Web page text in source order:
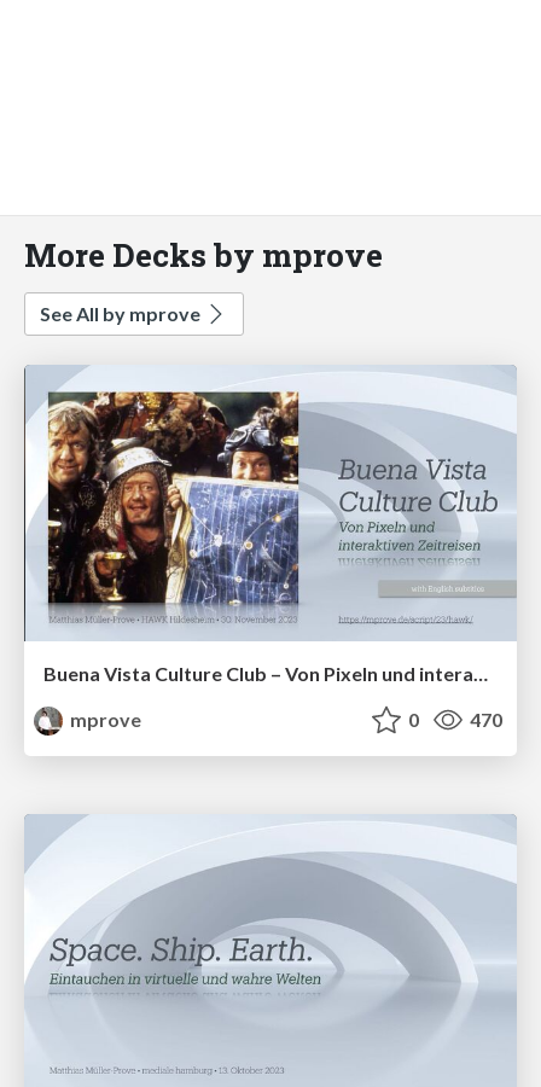
More Decks by mprove
See All by mprove
Buena Vista Culture Club – Von Pixeln und interaktiven Zeitreisen
mprove
0 470